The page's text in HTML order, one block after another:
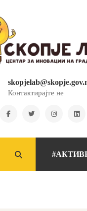
Контактирајте не